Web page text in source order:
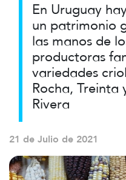
En Uruguay
un patrimonio
las manos de
productoras
variedades
Rocha, Treinta
Rivera
21 de Julio de 2021